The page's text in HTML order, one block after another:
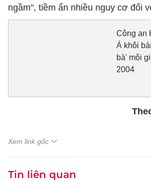
ngầm", tiềm ẩn nhiều nguy cơ đối
Công an
Á khôi
bà' môi
2004
Xem link gốc
Tin liên quan